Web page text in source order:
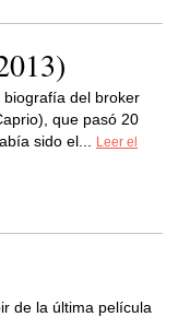
biografía del broker
que pasó 20
sido el...
Leer el
de la última película